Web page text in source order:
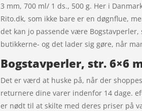
3 mm, 700 ml/ 1 ds., 500 g. Her i
Rito.dk, som ikke bare er en døgnflue,
det kan jo passende være
butikkerne- og det lader sig gøre, når
Bogstavperler, str. 6×6
Det er værd at huske på, når der
returnere dine varer indenfor 14 dage.
er nødt til at skilte med deres priser på